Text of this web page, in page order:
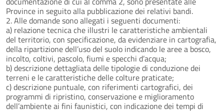
Province in seguito alla pubblicazione dei relativi bandi.
2. Alle domande sono allegati i seguenti documenti:
a) relazione tecnica che illustri le caratteristiche ambientali
del territorio, con specificazione, da evidenziare in cartografia,
della ripartizione dell’uso del suolo indicando le aree a bosco,
incolto, coltivi, pascolo, fiumi e specchi d’acqua;
b) descrizione dettagliata delle tipologie di conduzione dei
terreni e le caratteristiche delle colture praticate;
c) descrizione puntuale, con riferimenti cartografici, dei
programmi di ripristino, conservazione e miglioramento
dell’ambiente ai fini faunistici, con indicazione dei tempi di